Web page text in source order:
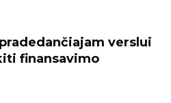
verslui
finansavimo